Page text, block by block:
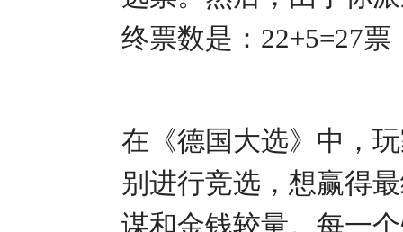
终票数是：22+5=27
在《德国大选》中，
别进行竞选，想赢得
谋和金钱较量。每一